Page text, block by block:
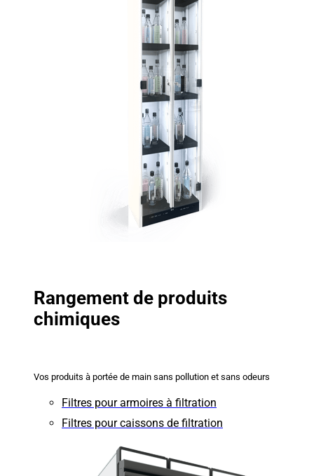
Rangement de produits
chimiques
Vos produits à portée de main sans pollution et sans odeurs
Filtres pour armoires à filtration
Filtres pour caissons de filtration